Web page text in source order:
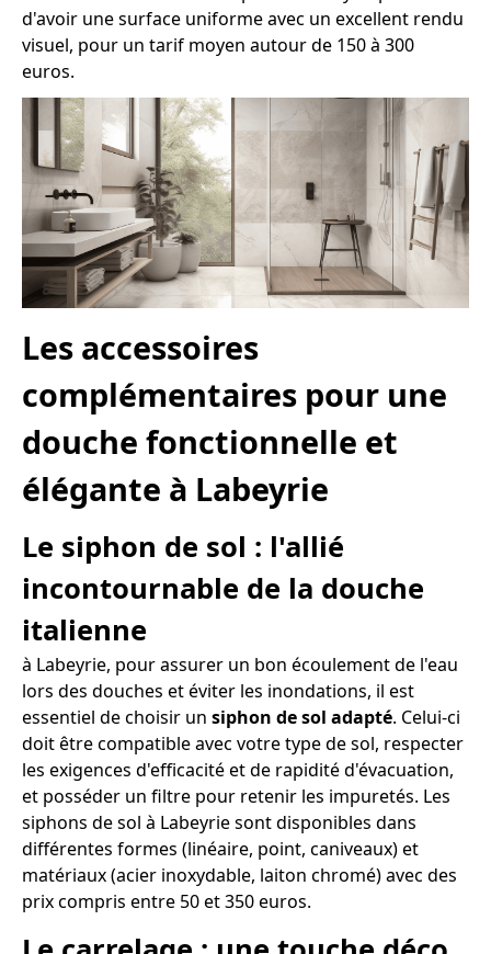
d'avoir une surface uniforme avec un excellent rendu
visuel, pour un tarif moyen autour de 150 à 300
euros.
Les accessoires
complémentaires pour une
douche fonctionnelle et
élégante à Labeyrie
Le siphon de sol : l'allié
incontournable de la douche
italienne
à Labeyrie, pour assurer un bon écoulement de l'eau
lors des douches et éviter les inondations, il est
essentiel de choisir un siphon de sol adapté. Celui-ci
doit être compatible avec votre type de sol, respecter
les exigences d'efficacité et de rapidité d'évacuation,
et posséder un filtre pour retenir les impuretés. Les
siphons de sol à Labeyrie sont disponibles dans
différentes formes (linéaire, point, caniveaux) et
matériaux (acier inoxydable, laiton chromé) avec des
prix compris entre 50 et 350 euros.